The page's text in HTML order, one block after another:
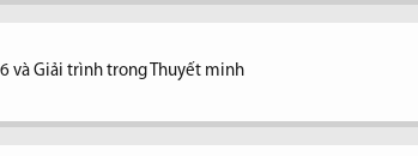
và Giải trình trong Thuyết minh